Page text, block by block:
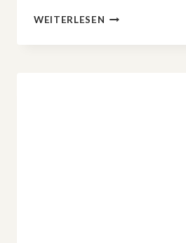
WEITERLESEN START
5.